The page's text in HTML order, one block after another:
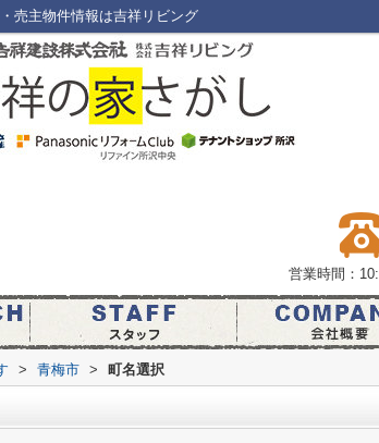
売主物件情報は吉祥リビング
営業時間：
> 青梅市 > 町名選択